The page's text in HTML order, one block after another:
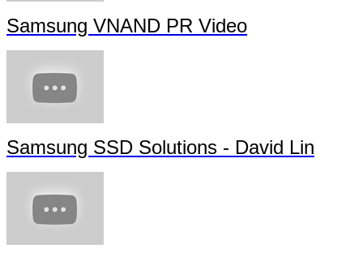
Samsung VNAND PR Video
Samsung SSD Solutions - David Lin